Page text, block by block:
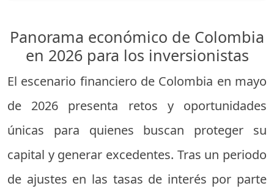
Panorama económico de Colombia
en 2026 para los inversionistas
El escenario financiero de Colombia en mayo
de 2026 presenta retos y oportunidades
únicas para quienes buscan proteger su
capital y generar excedentes. Tras un periodo
de ajustes en las tasas de interés por parte